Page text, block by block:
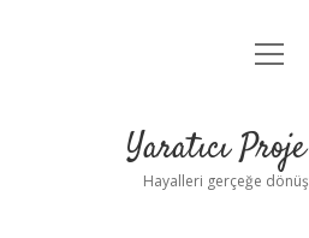
Anasayfa
Yasal
Yaratıcı
Hayalleri gerçeğe